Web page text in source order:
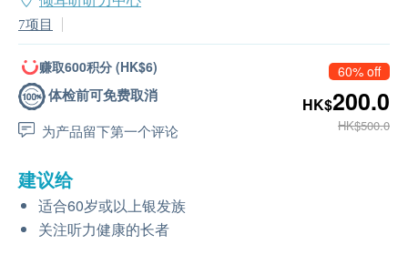
7项目
赚取600积分 (HK$6)
体检前可免费取消
为产品留下第一个评论
60% off
HK$200.0
HK$500.0
建议给
适合60岁或以上银发族
关注听力健康的长者